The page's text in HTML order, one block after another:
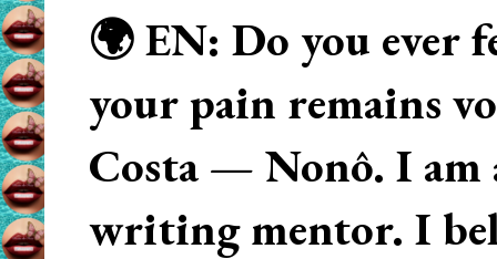
🌍 EN: Do you ever
your pain remains
Costa — Nonô. I am
writing mentor. I